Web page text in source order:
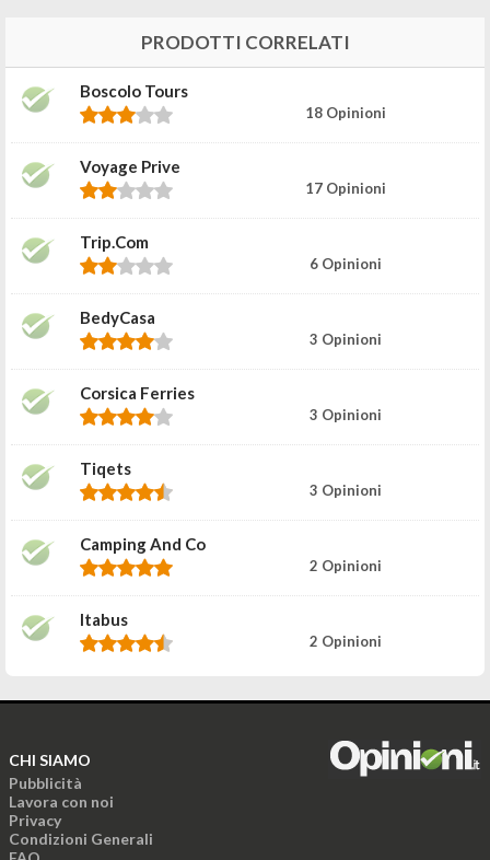
PRODOTTI CORRELATI
Boscolo Tours
18 Opinioni
Voyage Prive
17 Opinioni
Trip.com
6 Opinioni
BedyCasa
3 Opinioni
Corsica Ferries
3 Opinioni
Tiqets
3 Opinioni
Camping And Co
2 Opinioni
Itabus
2 Opinioni
CHI SIAMO
Pubblicità
Lavora con noi
Privacy
Condizioni Generali